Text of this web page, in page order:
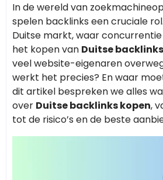
In de wereld van
spelen backlinks een cruciale
Duitse markt, waar concurrentie
het kopen van Duitse backlinks
veel website-eigenaren
werkt het precies? En waar
dit artikel bespreken we alles
over Duitse backlinks kopen,
tot de risico’s en de beste